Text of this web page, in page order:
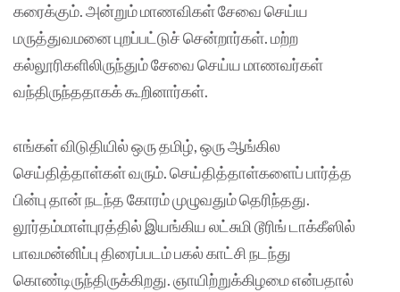
கரைக்கும். அன்றும் மாணவிகள் சேவை செய்ய
மருத்துவமனை புறப்பட்டுச் சென்றார்கள். மற்ற
கல்லூரிகளிலிருந்தும் சேவை செய்ய மாணவர்கள்
வந்திருந்ததாகக் கூறினார்கள்.
எங்கள் விடுதியில் ஒரு தமிழ், ஒரு ஆங்கில
செய்தித்தாள்கள் வரும். செய்தித்தாள்களைப் பார்த்த
பின்பு தான் நடந்த கோரம் முழுவதும் தெரிந்தது.
லூர்தம்மாள்புரத்தில் இயங்கிய லட்சுமி டூரிங் டாக்கீஸில்
பாவமன்னிப்பு திரைப்படம் பகல் காட்சி நடந்து
கொண்டிருந்திருக்கிறது. ஞாயிற்றுக்கிழமை என்பதால்